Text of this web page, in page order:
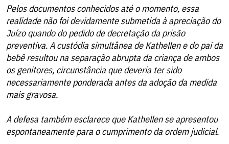
Pelos documentos conhecidos até o momento, essa
realidade não foi devidamente submetida à apreciação do
Juízo quando do pedido de decretação da prisão
preventiva. A custódia simultânea de Kathellen e do pai da
bebê resultou na separação abrupta da criança de ambos
os genitores, circunstância que deveria ter sido
necessariamente ponderada antes da adoção da medida
mais gravosa.
A defesa também esclarece que Kathellen se apresentou
espontaneamente para o cumprimento da ordem judicial.